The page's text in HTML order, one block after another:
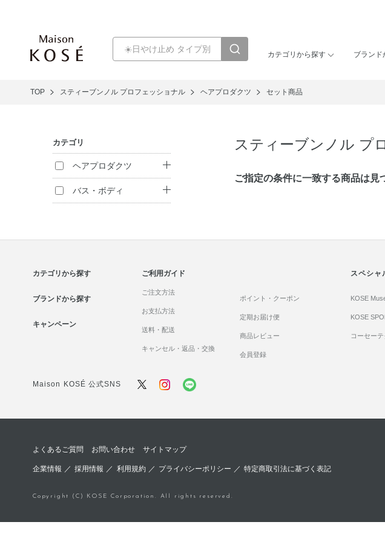
カテゴリから探す ブランド
TOP スティーブンノル プロフェッショナル ヘアプロダクツ セット商品
スティーブンノル プ
カテゴリ
ヘアプロダクツ
シャンプー
（アウトバス）
バス・ボディ
ハンドケア
ボディケア・制汗
料
ご指定の条件に⼀致する商品は見
カテゴリから探す
ブランドから探す
キャンペーン
ご利用ガイド
ご注文方法
お支払方法
送料・配送
キャンセル・返品・交換
ポイント・クーポン
定期お届け便
商品レビュー
会員登録
スペシャ
KOSE
KOSE
コーセー
Maison KOSÉ 公式SNS
よくあるご質問 お問い合わせ サイトマップ
企業情報 ／採用情報 ／ 利用規約／ プライバシーポリシー ／ 特定商取引法に基づく表記
Copyright (C) KOSE Corporation. All rights reserved.